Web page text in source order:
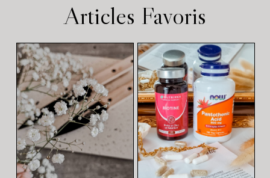
Articles Favoris